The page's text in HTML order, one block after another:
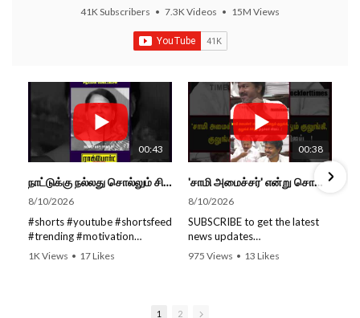
41K Subscribers • 7.3K Videos • 15M Views
00:43
நாட்டுக்கு நல்லது சொல்லும் சிறப்பான மேடைப்பேச்சு... #shorts #subscribe #video
8/10/2026
#shorts #youtube #shortsfeed
#trending #motivation
#nowtrending #subscribe
SUBSCRIBE to get the latest
1K Views • 17 Likes
00:38
'சாமி அமைச்சர்' என்று சொன்னதும் குலுங்கி, குலுங்கி சிரித்த முதல்வர் விஜய்...!
8/10/2026
SUBSCRIBE to get the latest
news updates
ROCKFORT TIMES for NEW
975 Views • 13 Likes
1 2